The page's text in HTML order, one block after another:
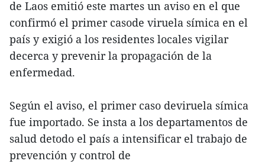
de Laos emitió este martes un aviso en el que
confirmó el primer casode viruela símica en el
país y exigió a los residentes locales vigilar
decerca y prevenir la propagación de la
enfermedad.
Según el aviso, el primer caso deviruela símica
fue importado. Se insta a los departamentos de
salud detodo el país a intensificar el trabajo de
prevención y control de